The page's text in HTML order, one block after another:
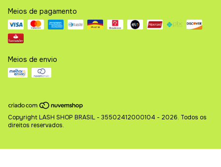
Meios de pagamento
Meios de envio
Copyright LASH SHOP BRASIL - 35502412000104 - 2026. Todos os
direitos reservados.